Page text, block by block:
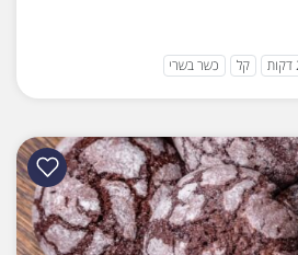
קל כשר בשרי